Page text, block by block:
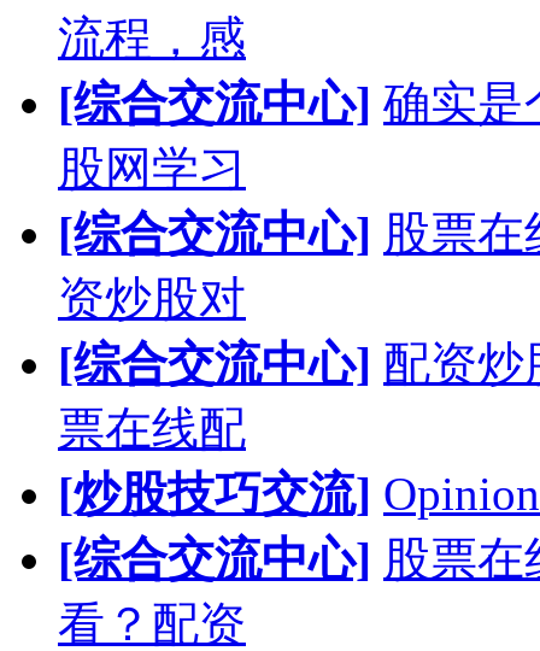
流程，感
[综合交流中心] 确实是
股网学习
[综合交流中心] 股票
资炒股对
[综合交流中心] 配资炒
票在线配
[炒股技巧交流]
[综合交流中心] 股票
看？配资